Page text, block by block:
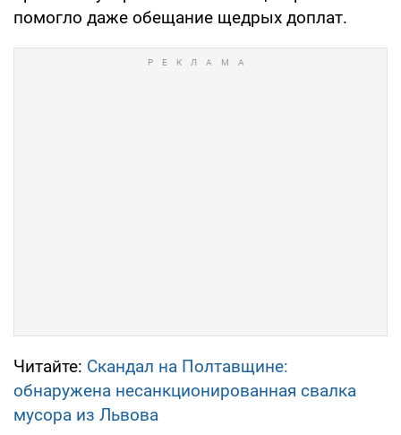
помогло даже обещание щедрых доплат.
Читайте: Скандал на Полтавщине:
обнаружена несанкционированная свалка
мусора из Львова